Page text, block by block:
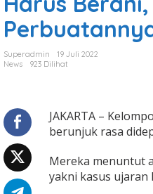
i
P
N
J
s
K
m
u
Superadmin
19 Juli 2022
News
923 Dilihat
JAKARTA –
berunjuk rasa
Mereka menuntut
yakni kasus ujaran